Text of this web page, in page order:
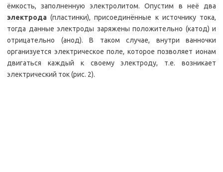
ёмкость, заполненную электролитом. Опустим в неё два
электрода (пластинки), присоединённые к источнику тока,
тогда данные электроды заряжены положительно (катод) и
отрицательно (анод). В таком случае, внутри ванночки
организуется электрическое поле, которое позволяет ионам
двигаться каждый к своему электроду, т.е. возникает
электрический ток (рис. 2).